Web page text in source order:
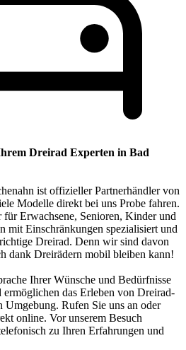
Dreirad Experten in Bad
ist offizieller Partnerhändler von
Modelle direkt bei uns Probe fahren.
Erwachsene, Senioren, Kinder und
mit Einschränkungen spezialisiert und
Dreirad. Denn wir sind davon
dank Dreirädern mobil bleiben kann!
Ihrer Wünsche und Bedürfnisse
ermöglichen das Erleben von Dreirad-
Rufen Sie uns an oder
online. Vor unserem Besuch
zu Ihren Erfahrungen und